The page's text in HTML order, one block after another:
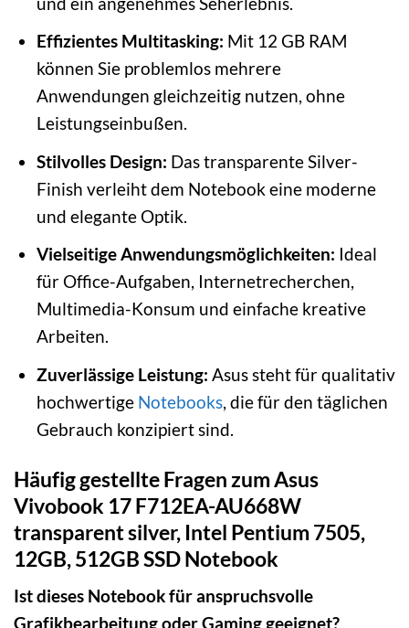
Effizientes Multitasking: Mit 12 GB RAM
können Sie problemlos mehrere
Anwendungen gleichzeitig nutzen, ohne
Leistungseinbußen.
Stilvolles Design: Das transparente Silver-
Finish verleiht dem Notebook eine moderne
und elegante Optik.
Vielseitige Anwendungsmöglichkeiten: Ideal
für Office-Aufgaben, Internetrecherchen,
Multimedia-Konsum und einfache kreative
Arbeiten.
Zuverlässige Leistung: Asus steht für qualitativ
hochwertige Notebooks, die für den täglichen
Gebrauch konzipiert sind.
Häufig gestellte Fragen zum Asus
Vivobook 17 F712EA-AU668W
transparent silver, Intel Pentium 7505,
12GB, 512GB SSD Notebook
Ist dieses Notebook für anspruchsvolle
Grafikbearbeitung oder Gaming geeignet?